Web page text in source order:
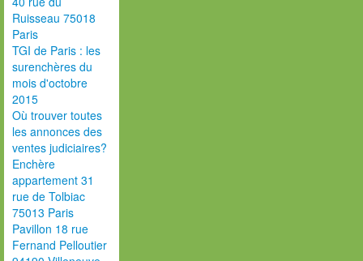
Ruisseau 75018
Paris
TGI de Paris : les
surenchères du
mois d'octobre
2015
Où trouver toutes
les annonces des
ventes judiciaires?
Enchère
appartement 31
rue de Tolbiac
75013 Paris
Pavillon 18 rue
Fernand Pelloutier